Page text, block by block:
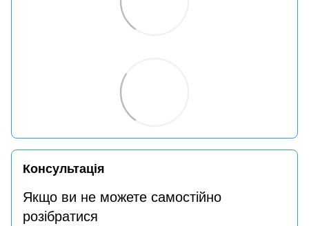
Консультація
Якщо ви не можете самостійно
розібратися